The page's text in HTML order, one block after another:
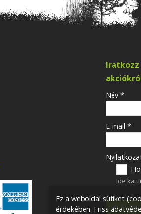
Iratkozz
-
-
-
Név*
E-mail*
Ide
Ez a weboldal sütiket
érdekében. Friss